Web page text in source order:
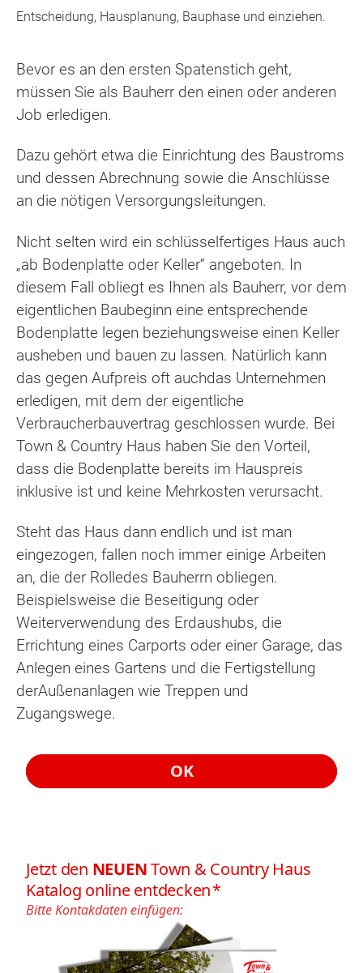
Entscheidung, Hausplanung, Bauphase und einziehen.
Bevor es an den ersten Spatenstich geht,
müssen Sie als Bauherr den einen oder anderen
Job erledigen.
Dazu gehört etwa die Einrichtung des Baustroms
und dessen Abrechnung sowie die Anschlüsse
an die nötigen Versorgungsleitungen.
Nicht selten wird ein schlüsselfertiges Haus auch
„ab Bodenplatte oder Keller“ angeboten. In
diesem Fall obliegt es Ihnen als Bauherr, vor dem
eigentlichen Baubeginn eine entsprechende
Bodenplatte legen beziehungsweise einen Keller
ausheben und bauen zu lassen. Natürlich kann
das gegen Aufpreis oft auchdas Unternehmen
erledigen, mit dem der eigentliche
Verbraucherbauvertrag geschlossen wurde. Bei
Town & Country Haus haben Sie den Vorteil,
dass die Bodenplatte bereits im Hauspreis
inklusive ist und keine Mehrkosten verursacht.
Steht das Haus dann endlich und ist man
eingezogen, fallen noch immer einige Arbeiten
an, die der Rolledes Bauherrn obliegen.
Beispielsweise die Beseitigung oder
Weiterverwendung des Erdaushubs, die
Errichtung eines Carports oder einer Garage, das
Anlegen eines Gartens und die Fertigstellung
derAußenanlagen wie Treppen und
Zugangswege.